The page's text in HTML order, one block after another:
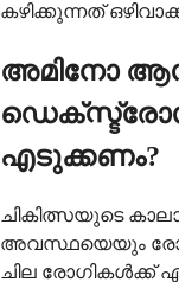
കഴിക്കുന്നത്
അമിനോ
എടുക്കണം?
ചികിത്സയുടെ
അവസ്ഥയെയും
ചില രോഗികൾക്ക്